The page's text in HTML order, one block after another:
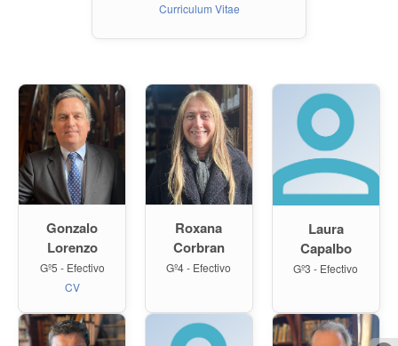
Curriculum Vitae
Gonzalo
Lorenzo
Gº5 - Efectivo
CV
Roxana
Corbran
Gº4 - Efectivo
Laura
Capalbo
Gº3 - Efectivo